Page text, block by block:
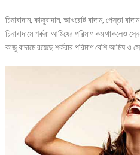
চিনাবাদাম, কাজুবাদাম, আখরোট বাদাম, পেস্তা
চিনাবাদামে শর্করা আমিষের পরিমাণ কম থাকলেও
কাজু বাদামে রয়েছে শর্করার পরিমাণ বেশি আমিষ ও